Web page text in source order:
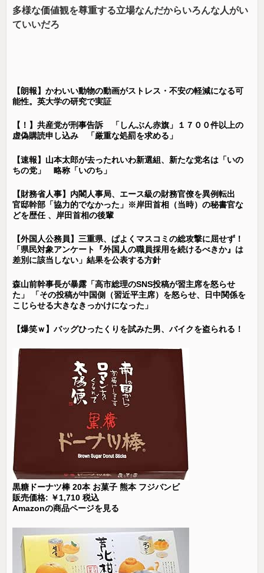
多様な価値観を尊重する立場なんだからいろんな人がい
ていいだろ
【朗報】かわいい動物の動画がストレス・不安の軽減になる可
能性。英大学の研究で実証
【！】共産党が刑事告訴 「しんぶん赤旗」１７００件以上の
虚偽購読申し込み 「厳重な処罰を求める」
【速報】山本太郎が去ったれいわ新選組、新たな党名は「いの
ちの党」 略称「いのち」
【財務省人事】内閣人事局、エース級の財務官僚を異例転出
官邸幹部「協力的でなかった」※岸田首相（当時）の秘書官な
どを歴任 、岸田首相の後輩
【外国人公務員】三重県、ぱよくマスコミの総攻撃に屈せず！
「県民対象アンケート『外国人の職員採用を続けるべきか』は
差別に該当しない」結果を公表する方針
森山前幹事長が暴露「高市総理のSNS投稿が習主席を怒らせ
た」 「その投稿が中国側（習近平主席）を怒らせ、日中関係を
こじらせる大きなきっかけになった」
【爆笑ｗ】バッグひったくりを試みた男、バイクを盗られる！
黒糖ドーナツ棒 20本 お菓子 熊本 フジバンビ
販売価格: ￥1,710 税込
Amazonの商品ページを見る